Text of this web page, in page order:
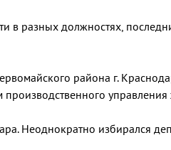
в разных должностях,
района г.
Неоднократно избирался